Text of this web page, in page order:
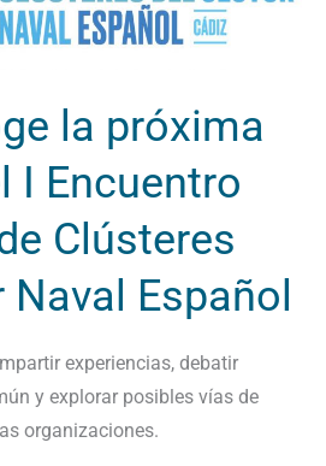
la próxima
I Encuentro
Clústeres
Naval Español
experiencias, debatir
y explorar posibles vías de
organizaciones.